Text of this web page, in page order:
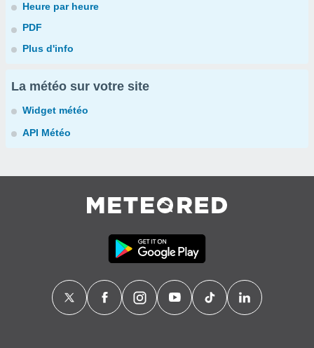
Heure par heure
PDF
Plus d'info
La météo sur votre site
Widget météo
API Météo